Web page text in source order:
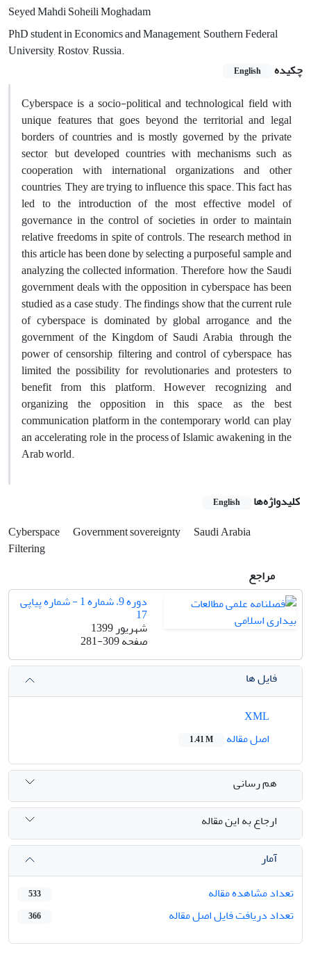
Seyed Mahdi Soheili Moghadam
PhD student in Economics and Management, Southern Federal
University, Rostov, Russia.
چکیده
English
Cyberspace is a socio-political and technological field with
unique features that goes beyond the territorial and legal
borders of countries and is mostly governed by the private
sector, but developed countries with mechanisms such as
cooperation with international organizations and other
countries, They are trying to influence this space. This fact has
led to the introduction of the most effective model of
governance in the control of societies in order to maintain
relative freedoms in spite of controls. The research method in
this article has been done by selecting a purposeful sample and
analyzing the collected information. Therefore, how the Saudi
government deals with the opposition in cyberspace has been
studied as a case study. The findings show that the current rule
of cyberspace is dominated by global arrogance, and the
government of the Kingdom of Saudi Arabia, through the
power of censorship, filtering and control of cyberspace, has
limited the possibility for revolutionaries and protesters to
benefit from this platform. However, recognizing and
organizing the opposition in this space, as the best
communication platform in the contemporary world, can play
an accelerating role in the process of Islamic awakening in the
Arab world.
کلیدواژه‌ها English
Cyberspace Government sovereignty
Saudi Arabia
Filtering
مراجع
دوره 9، شماره 1 - شماره پیاپی
17
شهریور 1399
صفحه281-309
فایل ها
اصل مقاله
1.41 M
هم رسانی
ارجاع به این مقاله
آمار
تعداد مشاهده مقاله
533
تعداد دریافت فایل اصل مقاله 366